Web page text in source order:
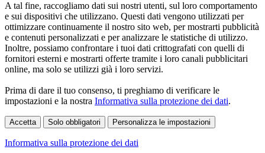
A tal fine, raccogliamo dati sui nostri utenti, sul loro comportamento
e sui dispositivi che utilizzano. Questi dati vengono utilizzati per
ottimizzare continuamente il nostro sito web, per mostrarti pubblicità
e contenuti personalizzati e per analizzare le statistiche di utilizzo.
Inoltre, possiamo confrontare i tuoi dati crittografati con quelli di
fornitori esterni e mostrarti offerte tramite i loro canali pubblicitari
online, ma solo se utilizzi già i loro servizi.
Prima di dare il tuo consenso, ti preghiamo di verificare le
impostazioni e la nostra Informativa sulla protezione dei dati.
Accetta Solo obbligatori Personalizza le impostazioni
Informativa sulla protezione dei dati